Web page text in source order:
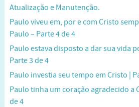
Atualização e Manutenção.
Paulo viveu em, por e com Cristo
Paulo – Parte 4 de 4
Paulo estava disposto a dar sua vida
Parte 3 de 4
Paulo investia seu tempo em Cristo |
Paulo tinha um coração agradecido a
de 4